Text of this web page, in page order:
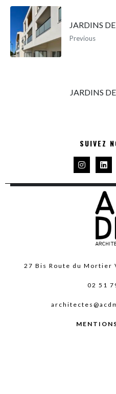
JARDINS
Previous
JARDINS
SUIVEZ
27 Bis Route du Mortier
02 51